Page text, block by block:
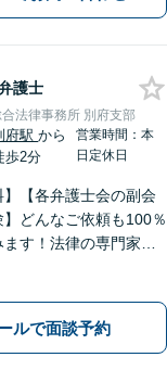
護士
法律事務所 別府支部
府駅から
歩2分
営業時間：本
日定休日
】【各弁護士会の副会
どんなご依頼も100％
す！法律の専門家と
型の事務所】
ルで面談予約